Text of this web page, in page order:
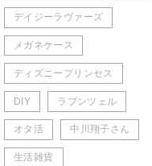
デイジーラヴァーズ
メガネケース
ディズニープリンセス
DIY ラプンツェル
オタ活 中川翔子さん
生活雑貨